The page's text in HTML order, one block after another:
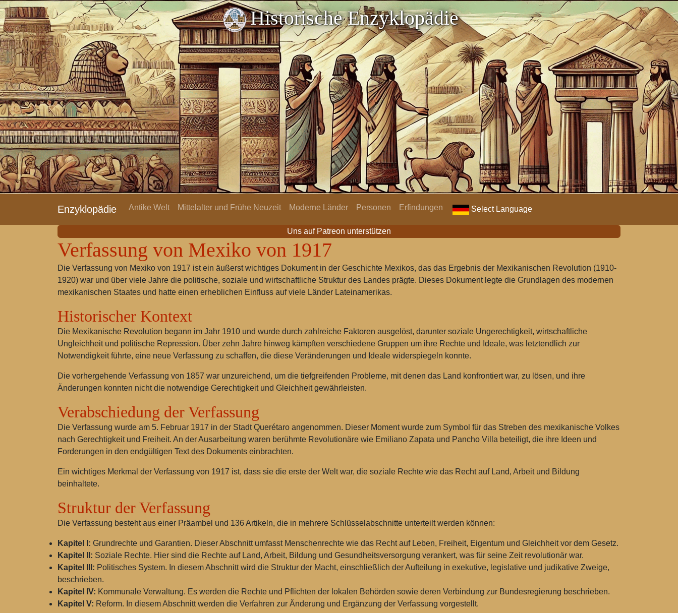
Historische Enzyklopädie
Enzyklopädie Antike Welt Mittelalter und Frühe Neuzeit Moderne Länder Personen Erfindungen Select Language
Uns auf Patreon unterstützen
Verfassung von Mexiko von 1917
Die Verfassung von Mexiko von 1917 ist ein äußerst wichtiges Dokument in der Geschichte Mexikos, das das Ergebnis der Mexikanischen Revolution (1910-
1920) war und über viele Jahre die politische, soziale und wirtschaftliche Struktur des Landes prägte. Dieses Dokument legte die Grundlagen des modernen
mexikanischen Staates und hatte einen erheblichen Einfluss auf viele Länder Lateinamerikas.
Historischer Kontext
Die Mexikanische Revolution begann im Jahr 1910 und wurde durch zahlreiche Faktoren ausgelöst, darunter soziale Ungerechtigkeit, wirtschaftliche
Ungleichheit und politische Repression. Über zehn Jahre hinweg kämpften verschiedene Gruppen um ihre Rechte und Ideale, was letztendlich zur
Notwendigkeit führte, eine neue Verfassung zu schaffen, die diese Veränderungen und Ideale widerspiegeln konnte.
Die vorhergehende Verfassung von 1857 war unzureichend, um die tiefgreifenden Probleme, mit denen das Land konfrontiert war, zu lösen, und ihre
Änderungen konnten nicht die notwendige Gerechtigkeit und Gleichheit gewährleisten.
Verabschiedung der Verfassung
Die Verfassung wurde am 5. Februar 1917 in der Stadt Querétaro angenommen. Dieser Moment wurde zum Symbol für das Streben des mexikanische Volkes
nach Gerechtigkeit und Freiheit. An der Ausarbeitung waren berühmte Revolutionäre wie Emiliano Zapata und Pancho Villa beteiligt, die ihre Ideen und
Forderungen in den endgültigen Text des Dokuments einbrachten.
Ein wichtiges Merkmal der Verfassung von 1917 ist, dass sie die erste der Welt war, die soziale Rechte wie das Recht auf Land, Arbeit und Bildung
beinhaltete.
Struktur der Verfassung
Die Verfassung besteht aus einer Präambel und 136 Artikeln, die in mehrere Schlüsselabschnitte unterteilt werden können:
Kapitel I: Grundrechte und Garantien. Dieser Abschnitt umfasst Menschenrechte wie das Recht auf Leben, Freiheit, Eigentum und Gleichheit vor dem Gesetz.
Kapitel II: Soziale Rechte. Hier sind die Rechte auf Land, Arbeit, Bildung und Gesundheitsversorgung verankert, was für seine Zeit revolutionär war.
Kapitel III: Politisches System. In diesem Abschnitt wird die Struktur der Macht, einschließlich der Aufteilung in exekutive, legislative und judikative Zweige,
beschrieben.
Kapitel IV: Kommunale Verwaltung. Es werden die Rechte und Pflichten der lokalen Behörden sowie deren Verbindung zur Bundesregierung beschrieben.
Kapitel V: Reform. In diesem Abschnitt werden die Verfahren zur Änderung und Ergänzung der Verfassung vorgestellt.